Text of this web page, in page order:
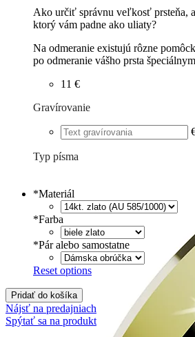
Ako určiť správnu veľkosť prsteňa,
ktorý vám padne ako uliaty?
Na odmeranie existujú rôzne
po odmeranie vášho prsta
11 €
Gravírovanie
Typ písma
*Materiál
*Farba
*Pár alebo samostatne
Reset options
Pridať do košíka
Nájsť na predajniach
Spýtať sa na produkt